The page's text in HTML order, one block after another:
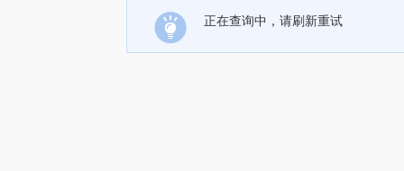
正在查询中，请刷新重试